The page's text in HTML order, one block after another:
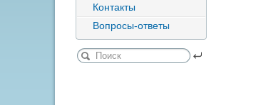
Контакты
Вопросы-ответы